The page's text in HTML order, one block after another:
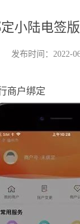
小陆电签
发布时间：2022-
商户绑定